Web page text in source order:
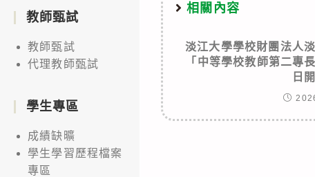
相關內容
淡江大學學校財團法人
「中等學校教師第二專
日
教師甄試
教師甄試
代理教師甄試
學生專區
成績缺曠
學生學習歷程檔案
專區